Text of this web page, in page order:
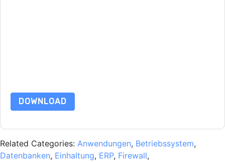
DOWNLOAD
Related Categories: Anwendungen, Betriebssystem,
Datenbanken, Einhaltung, ERP, Firewall,